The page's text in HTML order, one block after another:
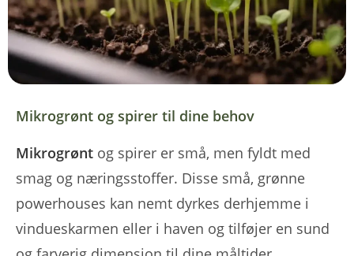
Mikrogrønt og spirer til dine behov
Mikrogrønt og spirer er små, men fyldt med
smag og næringsstoffer. Disse små, grønne
powerhouses kan nemt dyrkes derhjemme i
vindueskarmen eller i haven og tilføjer en sund